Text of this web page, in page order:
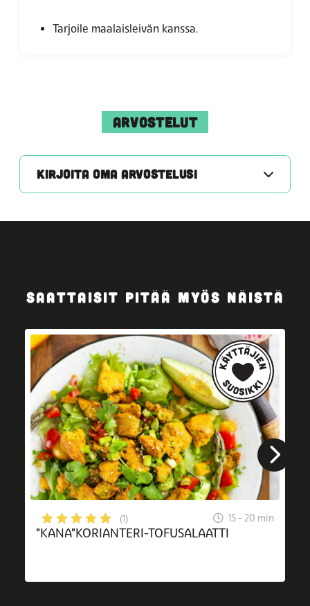
Tarjoile maalaisleivän kanssa.
ARVOSTELUT
KIRJOITA OMA ARVOSTELUSI
SAATTAISIT PITÄÄ MYÖS NÄISTÄ
(1) 15 - 20 min
"KANA"KORIANTERI-TOFUSALAATTI